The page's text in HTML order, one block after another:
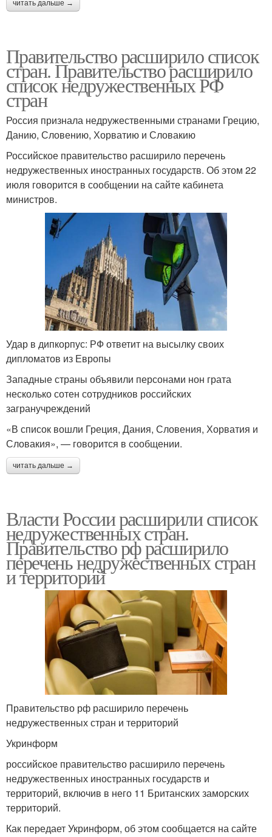
читать дальше →
Правительство расширило список
стран. Правительство расширило
список недружественных РФ
стран
Россия признала недружественными странами Грецию,
Данию, Словению, Хорватию и Словакию
Российское правительство расширило перечень
недружественных иностранных государств. Об этом 22
июля говорится в сообщении на сайте кабинета
министров.
Удар в дипкорпус: РФ ответит на высылку своих
дипломатов из Европы
Западные страны объявили персонами нон грата
несколько сотен сотрудников российских
загранучреждений
«В список вошли Греция, Дания, Словения, Хорватия и
Словакия», — говорится в сообщении.
читать дальше →
Власти России расширили список
недружественных стран.
Правительство рф расширило
перечень недружественных стран
и территорий
Правительство рф расширило перечень
недружественных стран и территорий
Укринформ
российское правительство расширило перечень
недружественных иностранных государств и
территорий, включив в него 11 Британских заморских
территорий.
Как передает Укринформ, об этом сообщается на сайте